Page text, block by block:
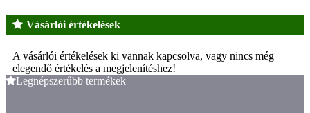
Vásárlói értékelések
A vásárlói értékelések ki vannak kapcsolva, vagy nincs még
elegendő értékelés a megjelenítéshez!
Legnépszerűbb termékek